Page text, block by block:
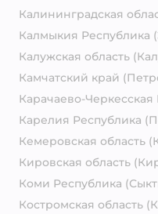
Калининградская
Калмыкия Республика
Калужская область
Камчатский край
Карачаево-Черкесская
Карелия Республика
Кемеровская область
Кировская область
Коми Республика
Костромская область